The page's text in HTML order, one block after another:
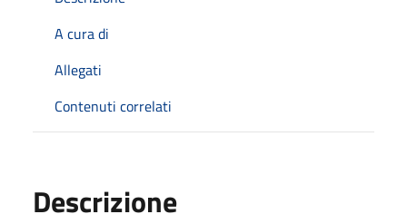
A cura di
Allegati
Contenuti correlati
Descrizione